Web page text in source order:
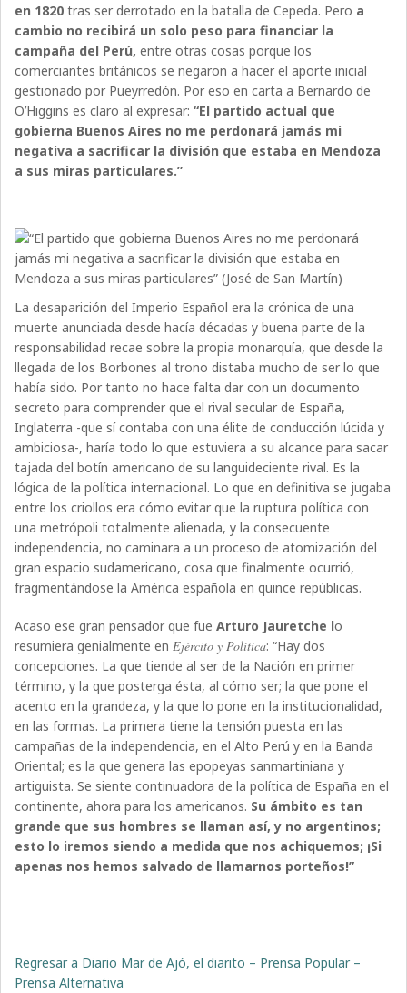
en 1820 tras ser derrotado en la batalla de Cepeda. Pero a
cambio no recibirá un solo peso para financiar la
campaña del Perú, entre otras cosas porque los
comerciantes británicos se negaron a hacer el aporte inicial
gestionado por Pueyrredón. Por eso en carta a Bernardo de
O’Higgins es claro al expresar:“El partido actual que
gobierna Buenos Aires no me perdonará jamás mi
negativa a sacrificar la división que estaba en Mendoza
a sus miras particulares.”
La desaparición del Imperio Español era la crónica de una
muerte anunciada desde hacía décadas y buena parte de la
responsabilidad recae sobre la propia monarquía, que desde la
llegada de los Borbones al trono distaba mucho de ser lo que
había sido. Por tanto no hace falta dar con un documento
secreto para comprender que el rival secular de España,
Inglaterra -que sí contaba con una élite de conducción lúcida y
ambiciosa-, haría todo lo que estuviera a su alcance para sacar
tajada del botín americano de su languideciente rival. Es la
lógica de la política internacional. Lo que en definitiva se jugaba
entre los criollos era cómo evitar que la ruptura política con
una metrópoli totalmente alienada, y la consecuente
independencia, no caminara a un proceso de atomización del
gran espacio sudamericano, cosa que finalmente ocurrió,
fragmentándose la América española en quince repúblicas.
Acaso ese gran pensador que fueArturo Jauretche lo
resumiera genialmente enEjército y Política: “Hay dos
concepciones. La que tiende al ser de la Nación en primer
término, y la que posterga ésta, al cómo ser; la que pone el
acento en la grandeza, y la que lo pone en la institucionalidad,
en las formas. La primera tiene la tensión puesta en las
campañas de la independencia, en el Alto Perú y en la Banda
Oriental; es la que genera las epopeyas sanmartiniana y
artiguista. Se siente continuadora de la política de España en el
continente, ahora para los americanos. Su ámbito es tan
grande que sus hombres se llaman así, y no argentinos;
esto lo iremos siendo a medida que nos achiquemos; ¡Si
apenas nos hemos salvado de llamarnos porteños!”
Regresar a Diario Mar de Ajó, el diarito – Prensa Popular –
Prensa Alternativa